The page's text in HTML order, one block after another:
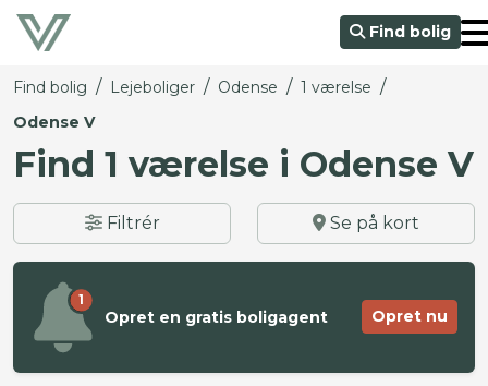
Find bolig
Find bolig / Lejeboliger / Odense / 1 værelse /
Odense V
Find 1 værelse i Odense V
Filtrér Se på kort
1
Opret en gratis boligagent Opret nu